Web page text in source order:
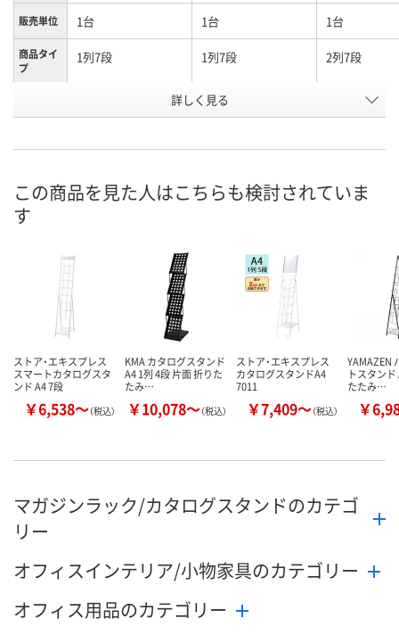
販売単位 1台 1台 1台
商品タイ
プ
1列7段 1列7段 2列7段
ホワイト ブラック
号
お届け日
カゴへ カ
詳しく見る
この商品を見た人はこちらも検討されていま
す
ストア・エキスプレス
スマートカタログスタ
ンド A4 7段
￥6,538～（税込）
KMA カタログスタンド
A4 1列 4段 片面 折りた
たみ…
￥10,078～（税込）
ストア・エキスプレス
カタログスタンドA4
7011
￥7,409～（税込）
YAMAZEN
トスタン
たたみ…
￥
マガジンラック/カタログスタンドのカテゴ
リー
オフィスインテリア/小物家具のカテゴリー
オフィス用品のカテゴリー